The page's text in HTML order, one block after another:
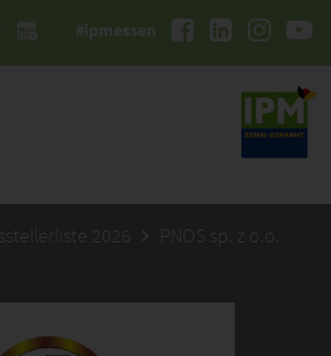
#ipmessen
2026 PNOS sp. z o.o.